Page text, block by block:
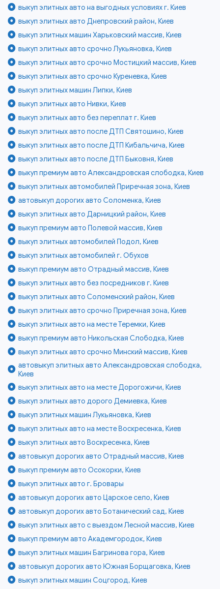
выкуп элитных авто на выгодных условиях г. Киев
выкуп элитных авто Днепровский район, Киев
выкуп элитных машин Харьковский массив, Киев
выкуп элитных авто срочно Лукьяновка, Киев
выкуп элитных авто срочно Мостицкий массив, Киев
выкуп элитных авто срочно Куреневка, Киев
выкуп элитных машин Липки, Киев
выкуп элитных авто Нивки, Киев
выкуп элитных авто без переплат г. Киев
выкуп элитных авто после ДТП Святошино, Киев
выкуп элитных авто после ДТП Кибальчича, Киев
выкуп элитных авто после ДТП Быковня, Киев
выкуп премиум авто Александровская слободка, Киев
выкуп элитных автомобилей Приречная зона, Киев
автовыкуп дорогих авто Соломенка, Киев
выкуп элитных авто Дарницкий район, Киев
выкуп премиум авто Полевой массив, Киев
выкуп элитных автомобилей Подол, Киев
выкуп элитных автомобилей г. Обухов
выкуп премиум авто Отрадный массив, Киев
выкуп элитных авто без посредников г. Киев
выкуп элитных авто Соломенский район, Киев
выкуп элитных авто срочно Приречная зона, Киев
выкуп элитных авто на месте Теремки, Киев
выкуп премиум авто Никольская Слободка, Киев
выкуп элитных авто срочно Минский массив, Киев
автовыкуп элитных авто Александровская слободка,
Киев
выкуп элитных авто на месте Дорогожичи, Киев
выкуп элитных авто дорого Демиевка, Киев
выкуп элитных машин Лукьяновка, Киев
выкуп элитных авто на месте Воскресенка, Киев
выкуп элитных авто Воскресенка, Киев
автовыкуп дорогих авто Отрадный массив, Киев
выкуп премиум авто Осокорки, Киев
выкуп элитных авто г. Бровары
автовыкуп дорогих авто Царское село, Киев
автовыкуп дорогих авто Ботанический сад, Киев
выкуп элитных авто с выездом Лесной массив, Киев
выкуп премиум авто Академгородок, Киев
выкуп элитных машин Багринова гора, Киев
автовыкуп дорогих авто Южная Борщаговка, Киев
выкуп элитных машин Соцгород, Киев